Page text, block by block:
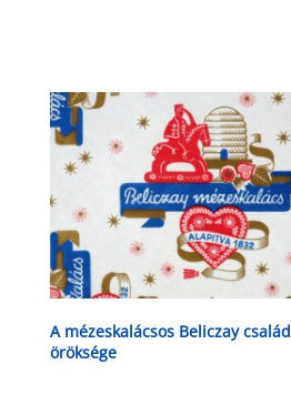
A mézeskalácsos Beliczay család
öröksége